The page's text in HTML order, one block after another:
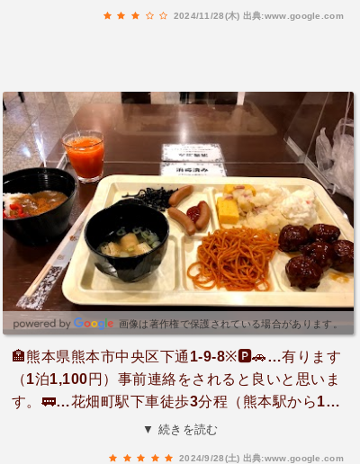
2024/11/28(木) 出典:www.google.com
画像は著作権で保護されている場合があります。
🏣熊本県熊本市中央区下通1-9-8※🅿️🚗…有ります
（1泊1,100円）事前連絡をされると良いと思いま
す。🚃…花畑町駅下車徒歩3分程（熊本駅から15
分程）🚌…桜町バスターミナルより7分程。空港
▼ 続きを読む
2024/9/28(土) 出典:www.google.com